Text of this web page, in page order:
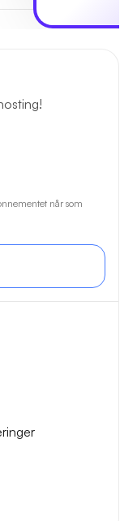
når som